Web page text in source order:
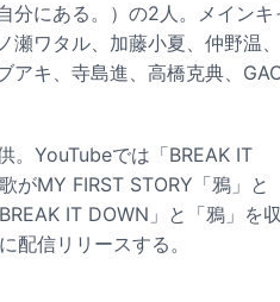
分にある。）の2人。メインキ
瀬ワタル、加藤小夏、仲野温
アキ、寺島進、高橋克典、
。YouTubeでは「BREAK IT
がMY FIRST STORY「鴉」と
IT DOWN」と「鴉」を
配信リリースする。